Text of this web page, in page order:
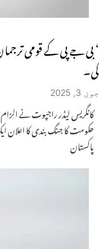
‘ بی جے پی کے قومی
کی۔
جون 3, 2025
کانگریس لیڈر راجپوت نے الزام
حکومت کا جنگ بندی کا اعلان
پاکستان